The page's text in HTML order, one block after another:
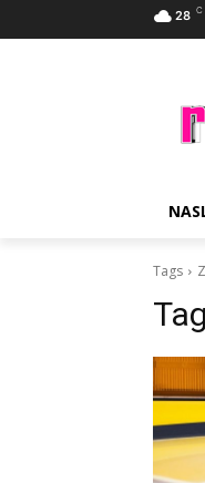
28 C
Tags